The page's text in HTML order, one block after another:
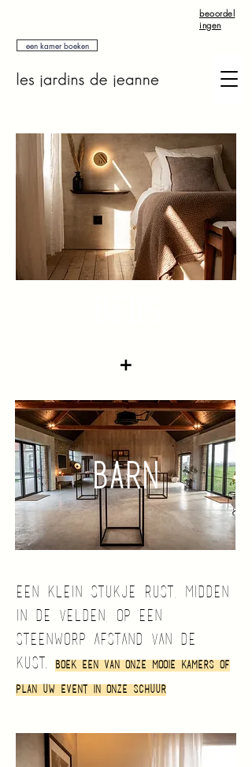
een kamer boeken
beoordel
ingen
+
BARN
een klein stukje rust, midden
in de velden, op een
steenworp afstand van de
kust.
boek een van onze mooie kamers of
plan uw event in onze schuur